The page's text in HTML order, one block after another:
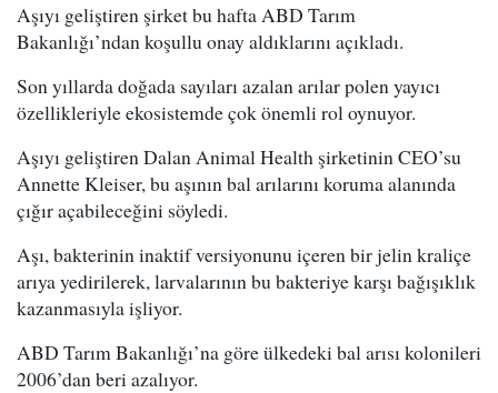
Aşıyı geliştiren şirket bu hafta ABD Tarım
Bakanlığı’ndan koşullu onay aldıklarını açıkladı.
Son yıllarda doğada sayıları azalan arılar polen yayıcı
özellikleriyle ekosistemde çok önemli rol oynuyor.
Aşıyı geliştiren Dalan Animal Health şirketinin CEO’su
Annette Kleiser, bu aşının bal arılarını koruma alanında
çığır açabileceğini söyledi.
Aşı, bakterinin inaktif versiyonunu içeren bir jelin kraliçe
arıya yedirilerek, larvalarının bu bakteriye karşı bağışıklık
kazanmasıyla işliyor.
ABD Tarım Bakanlığı’na göre ülkedeki bal arısı kolonileri
2006’dan beri azalıyor.